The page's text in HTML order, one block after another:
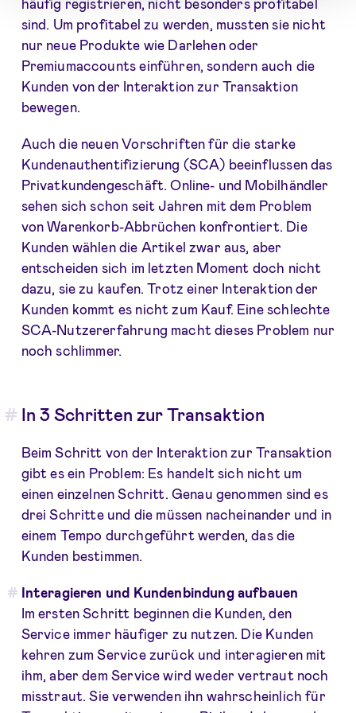
häufig registrieren, nicht besonders profitabel
sind. Um profitabel zu werden, mussten sie nicht
nur neue Produkte wie Darlehen oder
Premiumaccounts einführen, sondern auch die
Kunden von der Interaktion zur Transaktion
bewegen.
Auch die neuen Vorschriften für die starke
Kundenauthentifizierung (SCA) beeinflussen das
Privatkundengeschäft. Online- und Mobilhändler
sehen sich schon seit Jahren mit dem Problem
von Warenkorb-Abbrüchen konfrontiert. Die
Kunden wählen die Artikel zwar aus, aber
entscheiden sich im letzten Moment doch nicht
dazu, sie zu kaufen. Trotz einer Interaktion der
Kunden kommt es nicht zum Kauf. Eine schlechte
SCA-Nutzererfahrung macht dieses Problem nur
noch schlimmer.
In 3 Schritten zur Transaktion
Beim Schritt von der Interaktion zur Transaktion
gibt es ein Problem: Es handelt sich nicht um
einen einzelnen Schritt. Genau genommen sind es
drei Schritte und die müssen nacheinander und in
einem Tempo durchgeführt werden, das die
Kunden bestimmen.
Interagieren und Kundenbindung aufbauen
Im ersten Schritt beginnen die Kunden, den
Service immer häufiger zu nutzen. Die Kunden
kehren zum Service zurück und interagieren mit
ihm, aber dem Service wird weder vertraut noch
misstraut. Sie verwenden ihn wahrscheinlich für